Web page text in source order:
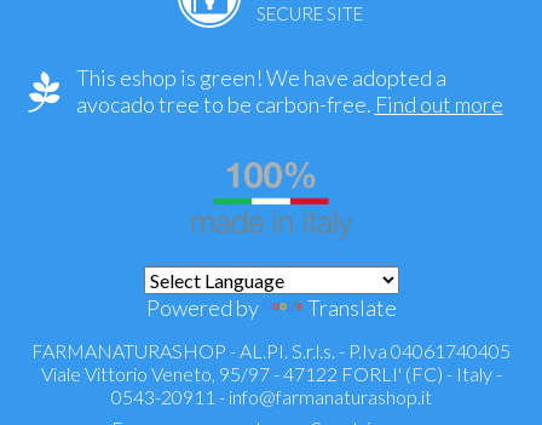
SECURE SITE
This eshop is green! We have adopted a
avocado tree to be carbon-free. Find out more
Powered by Translate
FARMANATURASHOP - AL.PI. S.r.l.s. - P.Iva 04061740405
Viale Vittorio Veneto, 95/97 - 47122 FORLI' (FC) - Italy -
0543-20911 - info@farmanaturashop.it